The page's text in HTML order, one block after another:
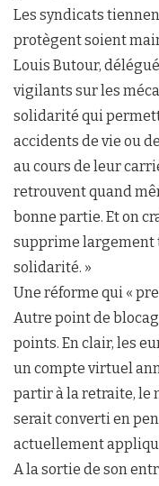
Les syndicats
protègent soient
Louis Butour,
vigilants sur les
solidarité qui
accidents de vie ou
au cours de leur
retrouvent quand
bonne partie. Et on
supprime largement
solidarité. »
Une réforme qui «
Autre point de
points. En clair, les
un compte virtuel
partir à la retraite, le
serait converti en
actuellement
A la sortie de son